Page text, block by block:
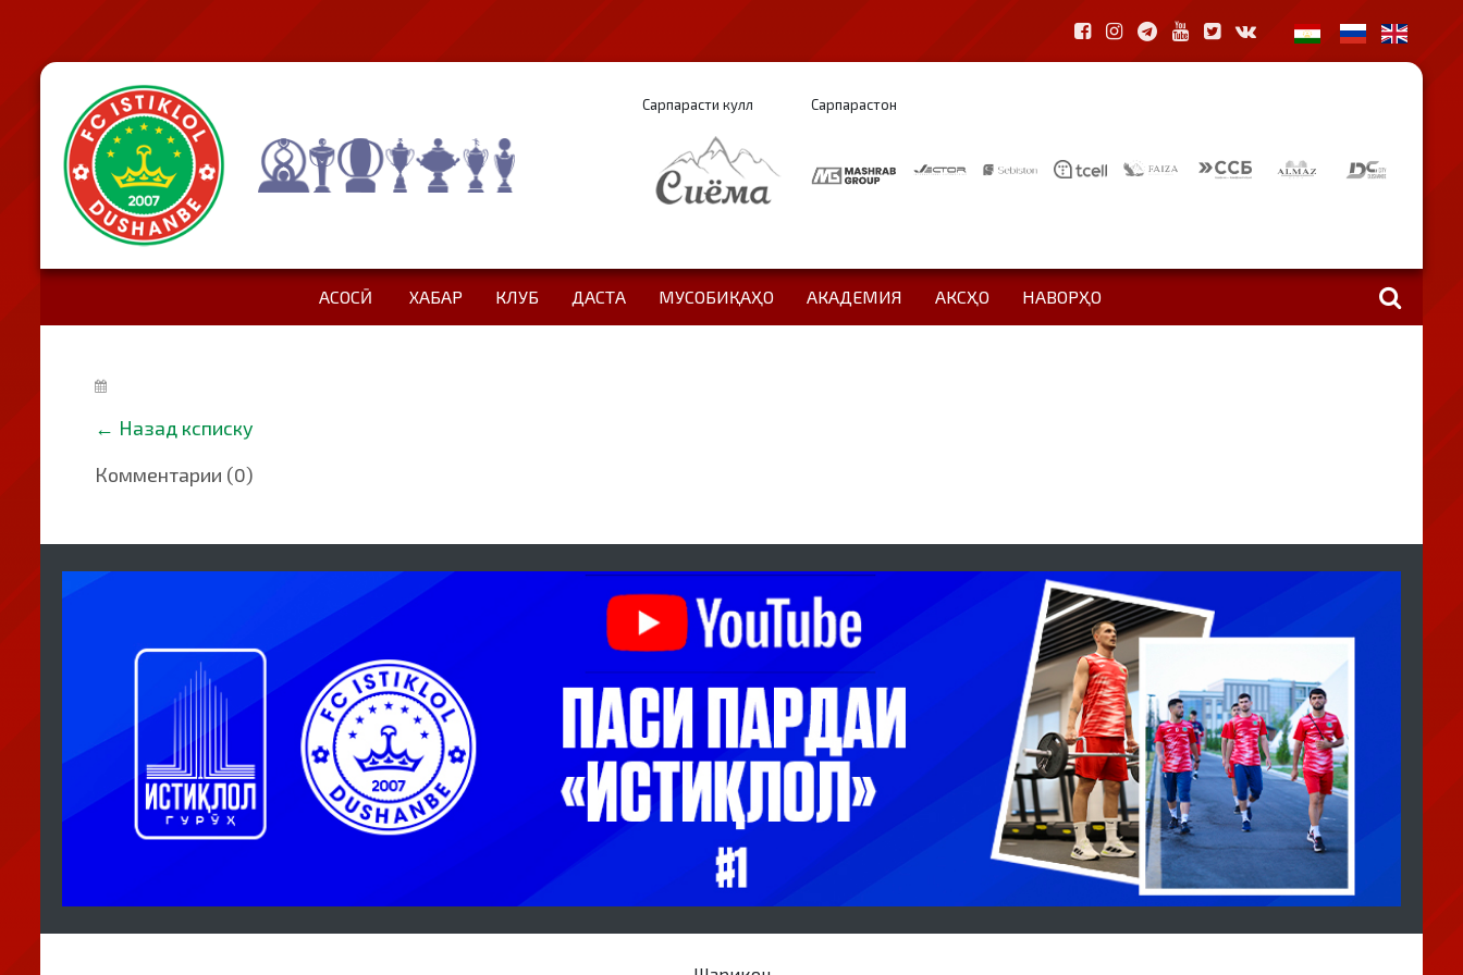
Сарпарасти кулл Сарпарастон
АСОСӢ ХАБАР КЛУБ ДАСТА МУСОБИҚАҲО АКАДЕМИЯ АКСҲО НАВОРҲО
← Назад ксписку
Комментарии (0)